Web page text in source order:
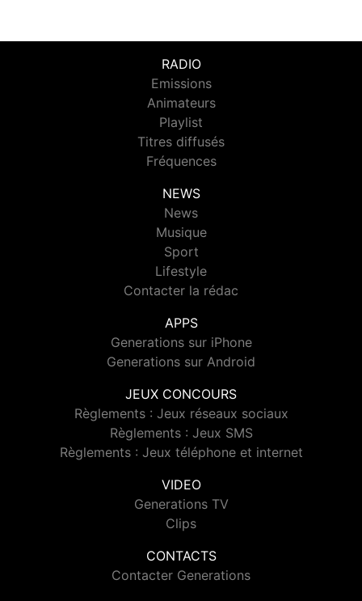
RADIO
Emissions
Animateurs
Playlist
Titres diffusés
Fréquences
NEWS
News
Musique
Sport
Lifestyle
Contacter la rédac
APPS
Generations sur iPhone
Generations sur Android
JEUX CONCOURS
Règlements : Jeux réseaux sociaux
Règlements : Jeux SMS
Règlements : Jeux téléphone et internet
VIDEO
Generations TV
Clips
CONTACTS
Contacter Generations